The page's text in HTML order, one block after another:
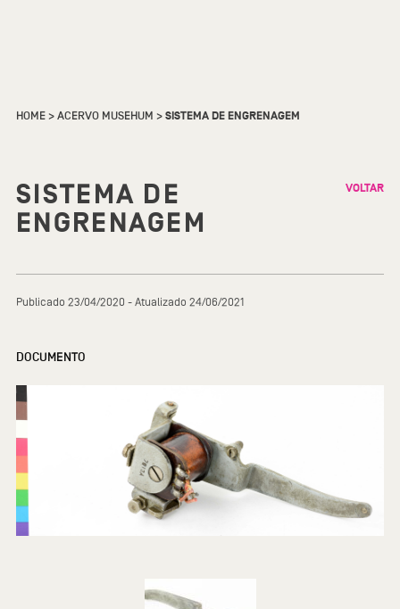
HOME>ACERVO MUSEHUM >SISTEMA DE ENGRENAGEM
SISTEMA DE
ENGRENAGEM
VOLTAR
Publicado 23/04/2020 - Atualizado 24/06/2021
DOCUMENTO